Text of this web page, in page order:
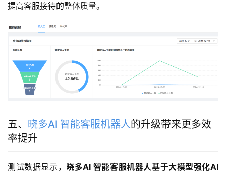
提高客服接待的整体质量。
五、 晓多AI 智能客服机器人的升级带来更多效
率提升
测试数据显示， 晓多AI 智能客服机器人基于大模型强化AI